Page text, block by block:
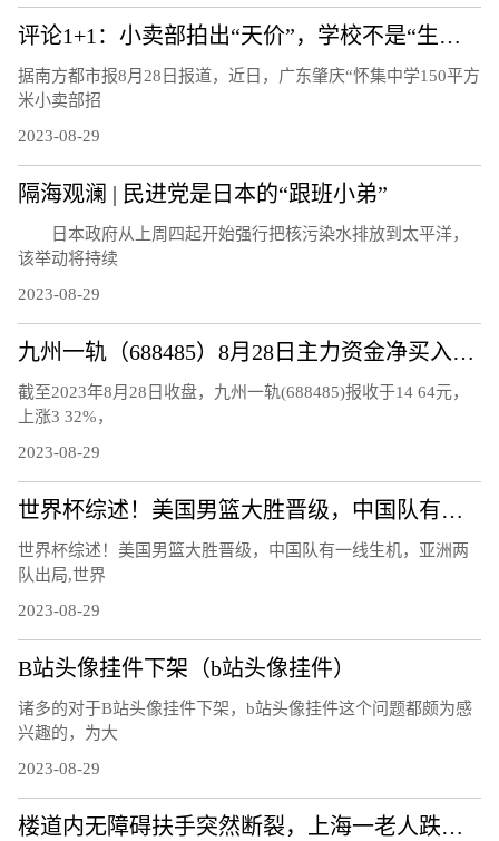
评论1+1：小卖部拍出“天价”，学校不是“生意场”
据南方都市报8月28日报道，近日，广东肇庆“怀集中学150平方
米小卖部招
2023-08-29
隔海观澜 | 民进党是日本的“跟班小弟”
日本政府从上周四起开始强行把核污染水排放到太平洋，
该举动将持续
2023-08-29
九州一轨（688485）8月28日主力资金净买入118.92万元
截至2023年8月28日收盘，九州一轨(688485)报收于14 64元，
上涨3 32%，
2023-08-29
世界杯综述！美国男篮大胜晋级，中国队有一线生机，亚洲两队出局
世界杯综述！美国男篮大胜晋级，中国队有一线生机，亚洲两
队出局,世界
2023-08-29
B站头像挂件下架（b站头像挂件）
诸多的对于B站头像挂件下架，b站头像挂件这个问题都颇为感
兴趣的，为大
2023-08-29
楼道内无障碍扶手突然断裂，上海一老人跌下台阶右手骨折，责任谁担？